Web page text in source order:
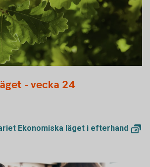
- vecka 24
Ekonomiska läget i efterhand